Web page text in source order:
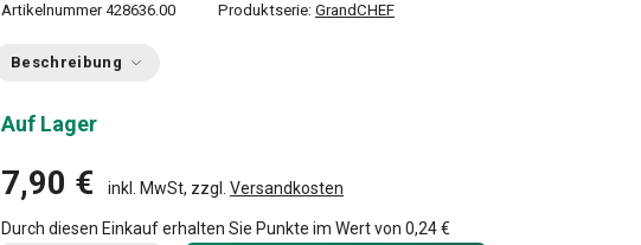
Artikelnummer 428636.00 Produktserie: GrandCHEF
Beschreibung
Auf Lager
7,90 € inkl. MwSt, zzgl. Versandkosten
Durch diesen Einkauf erhalten Sie Punkte im Wert von 0,24 €